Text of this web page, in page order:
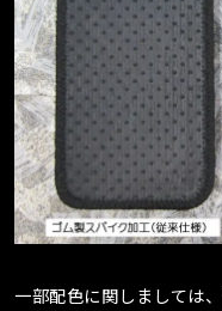
一部配色に関しましては